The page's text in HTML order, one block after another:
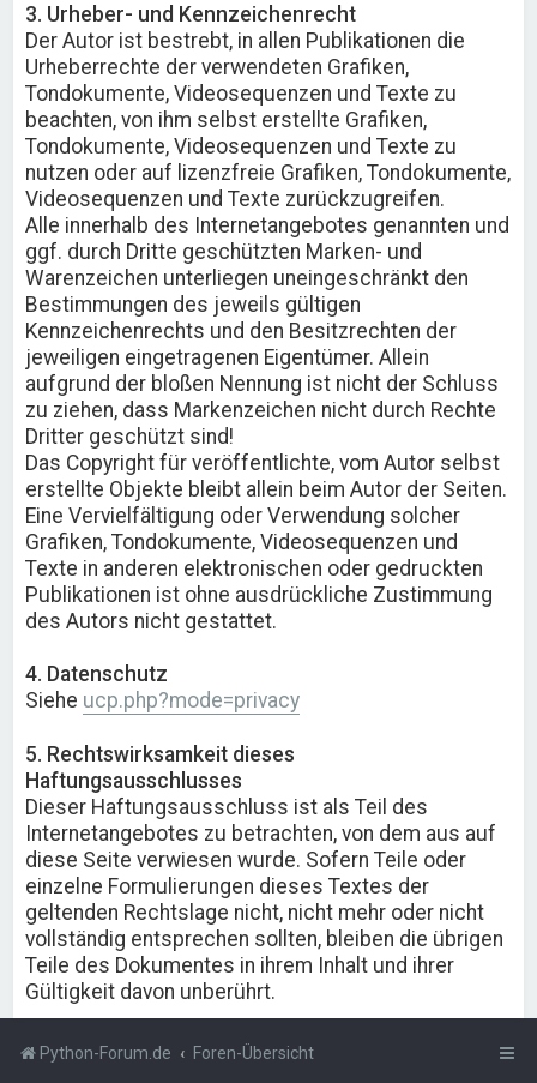
3. Urheber- und Kennzeichenrecht
Der Autor ist bestrebt, in allen Publikationen die
Urheberrechte der verwendeten Grafiken,
Tondokumente, Videosequenzen und Texte zu
beachten, von ihm selbst erstellte Grafiken,
Tondokumente, Videosequenzen und Texte zu
nutzen oder auf lizenzfreie Grafiken, Tondokumente,
Videosequenzen und Texte zurückzugreifen.
Alle innerhalb des Internetangebotes genannten und
ggf. durch Dritte geschützten Marken- und
Warenzeichen unterliegen uneingeschränkt den
Bestimmungen des jeweils gültigen
Kennzeichenrechts und den Besitzrechten der
jeweiligen eingetragenen Eigentümer. Allein
aufgrund der bloßen Nennung ist nicht der Schluss
zu ziehen, dass Markenzeichen nicht durch Rechte
Dritter geschützt sind!
Das Copyright für veröffentlichte, vom Autor selbst
erstellte Objekte bleibt allein beim Autor der Seiten.
Eine Vervielfältigung oder Verwendung solcher
Grafiken, Tondokumente, Videosequenzen und
Texte in anderen elektronischen oder gedruckten
Publikationen ist ohne ausdrückliche Zustimmung
des Autors nicht gestattet.
4. Datenschutz
Siehe ucp.php?mode=privacy
5. Rechtswirksamkeit dieses
Haftungsausschlusses
Dieser Haftungsausschluss ist als Teil des
Internetangebotes zu betrachten, von dem aus auf
diese Seite verwiesen wurde. Sofern Teile oder
einzelne Formulierungen dieses Textes der
geltenden Rechtslage nicht, nicht mehr oder nicht
vollständig entsprechen sollten, bleiben die übrigen
Teile des Dokumentes in ihrem Inhalt und ihrer
Gültigkeit davon unberührt.
Python-Forum.de Foren-Übersicht